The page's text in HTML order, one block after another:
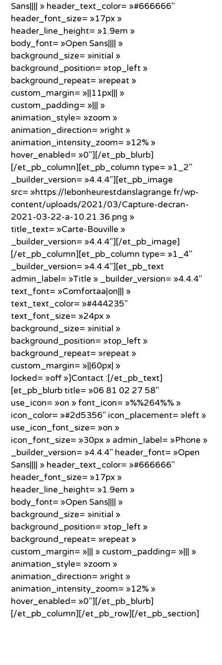
Sans|||| » header_text_color= »#666666″
header_font_size= »17px »
header_line_height= »1.9em »
body_font= »Open Sans|||| »
background_size= »initial »
background_position= »top_left »
background_repeat= »repeat »
custom_margin= »||11px||| »
custom_padding= »||| »
animation_style= »zoom »
animation_direction= »right »
animation_intensity_zoom= »12% »
hover_enabled= »0″][/et_pb_blurb]
[/et_pb_column][et_pb_column type= »1_2″
_builder_version= »4.4.4″][et_pb_image
src= »https://lebonheurestdanslagrange.fr/wp-
content/uploads/2021/03/Capture-decran-
2021-03-22-a-10.21.36.png »
title_text= »Carte-Bouville »
_builder_version= »4.4.4″][/et_pb_image]
[/et_pb_column][et_pb_column type= »1_4″
_builder_version= »4.4.4″][et_pb_text
admin_label= »Title » _builder_version= »4.4.4″
text_font= »Comfortaa|on||| »
text_text_color= »#444235″
text_font_size= »24px »
background_size= »initial »
background_position= »top_left »
background_repeat= »repeat »
custom_margin= »||60px| »
locked= »off »]Contact :[/et_pb_text]
[et_pb_blurb title= »06 81 02 27 58″
use_icon= »on » font_icon= »%%264%% »
icon_color= »#2d5356″ icon_placement= »left »
use_icon_font_size= »on »
icon_font_size= »30px » admin_label= »Phone »
_builder_version= »4.4.4″ header_font= »Open
Sans|||| » header_text_color= »#666666″
header_font_size= »17px »
header_line_height= »1.9em »
body_font= »Open Sans|||| »
background_size= »initial »
background_position= »top_left »
background_repeat= »repeat »
custom_margin= »||| » custom_padding= »||| »
animation_style= »zoom »
animation_direction= »right »
animation_intensity_zoom= »12% »
hover_enabled= »0″][/et_pb_blurb]
[/et_pb_column][/et_pb_row][/et_pb_section]